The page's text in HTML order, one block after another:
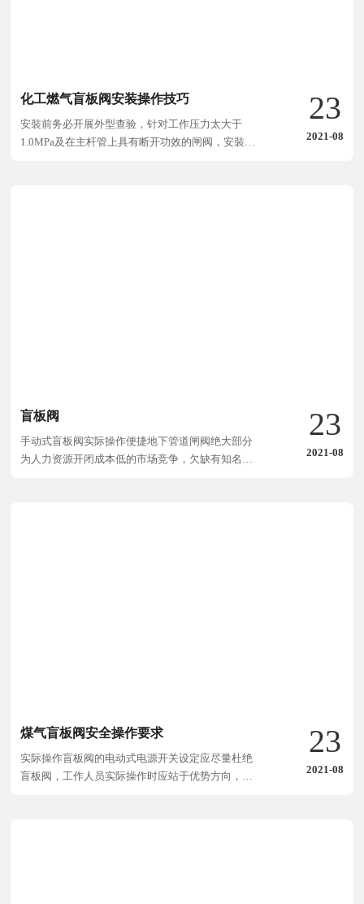
化工燃气盲板阀安装操作技巧
安裝前务必开展外型查验，针对工作压力太大于
1.0MPa及在主杆管上具有断开功效的闸阀，安裝前
23
2021-08
盲板阀
手动式盲板阀实际操作便捷地下管道闸阀绝大部分
为人力资源开闭成本低的市场竞争，欠缺有知名度
23
2021-08
煤气盲板阀安全操作要求
实际操作盲板阀的电动式电源开关设定应尽量杜绝
盲板阀，工作人员实际操作时应站于优势方向，并
23
2021-08